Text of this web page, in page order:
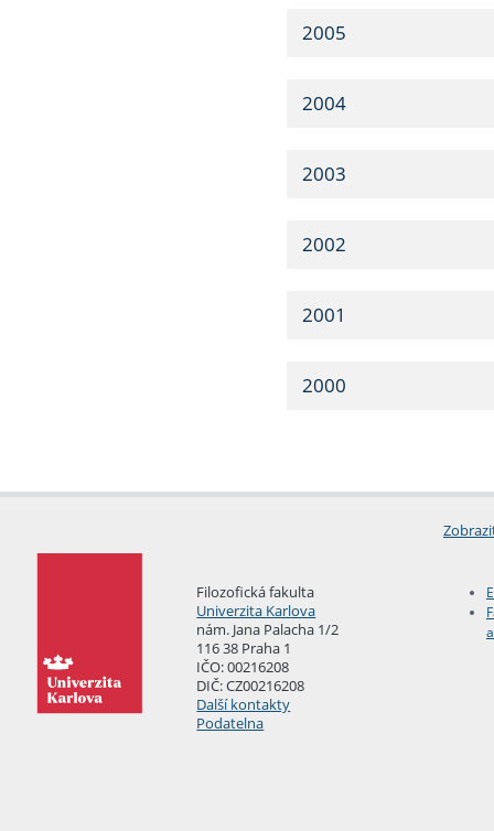
2005
2004
2003
2002
2001
2000
Filozofická fakulta
Univerzita Karlova
nám. Jana Palacha 1/2
116 38 Praha 1
IČO: 00216208
DIČ: CZ00216208
Další kontakty
Podatelna